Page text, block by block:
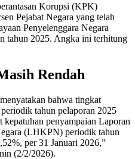
Korupsi (KPK)
Pejabat Negara yang telah
Penyelenggara Negara
tahun 2025. Angka ini terhitung
Rendah
bahwa tingkat
tahun pelaporan 2025
penyampaian Laporan
(LHKPN) periodik tahun
per 31 Januari 2026,”
(2/2/2026).